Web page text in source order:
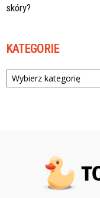
skóry?
KATEGORIE
Kategorie